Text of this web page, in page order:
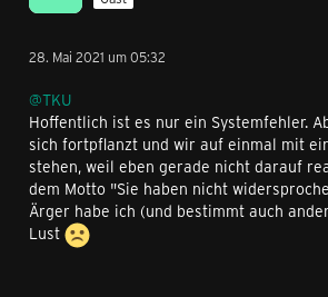
28. Mai 2021 um 05:32
@TKU
Hoffentlich ist es nur ein Systemfehler.
sich fortpflanzt und wir auf einmal mit
stehen, weil eben gerade nicht darauf
dem Motto "Sie haben nicht
Ärger habe ich (und bestimmt auch
Lust